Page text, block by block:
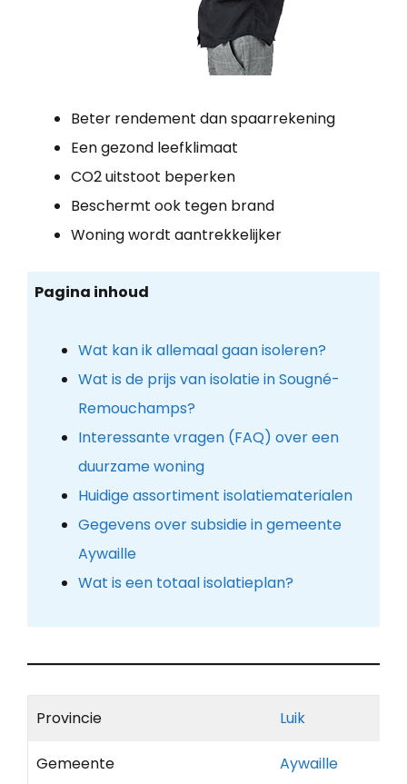
Beter rendement dan spaarrekening
Een gezond leefklimaat
CO2 uitstoot beperken
Beschermt ook tegen brand
Woning wordt aantrekkelijker
Pagina inhoud
Wat kan ik allemaal gaan isoleren?
Wat is de prijs van isolatie in Sougné-
Remouchamps?
Interessante vragen (FAQ) over een
duurzame woning
Huidige assortiment isolatiematerialen
Gegevens over subsidie in gemeente
Aywaille
Wat is een totaal isolatieplan?
Provincie Luik
Gemeente Aywaille